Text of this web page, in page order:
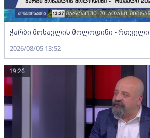
ჭარბი მოსავლის მოლოდინი - რთველი
2026/08/05 13:52
19:26